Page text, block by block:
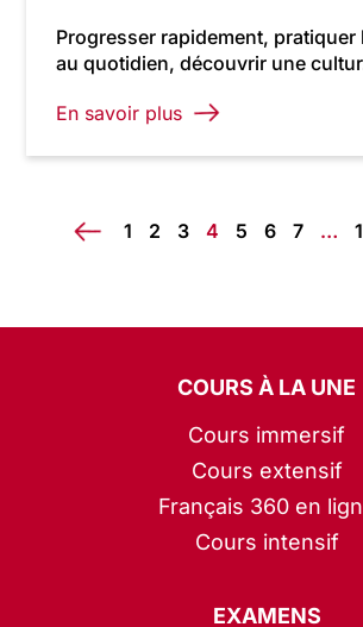
Progresser rapidement, pratiquer
au quotidien, découvrir une
En savoir plus
1 2 3 4 5 6 7 …
COURS À LA UNE
Cours immersif
Cours extensif
Français 360 en
Cours intensif
EXAMENS